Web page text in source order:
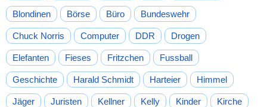
Blondinen Börse Büro Bundeswehr
Chuck Norris Computer DDR Drogen
Elefanten Fieses Fritzchen Fussball
Geschichte Harald Schmidt Harteier Himmel
Jäger Juristen Kellner Kelly Kinder Kirche